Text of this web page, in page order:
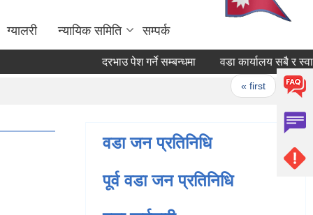
ग्यालरी न्यायिक समिति सम्पर्क
दरभाउ पेश गर्ने सम्बन्धमा वडा कार्यालय सबै र
« first ‹
वडा जन प्रतिनिधि
पूर्व वडा जन प्रतिनिधि